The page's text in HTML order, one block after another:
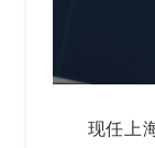
现任上